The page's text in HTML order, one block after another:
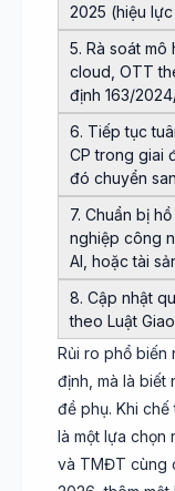
2025 (hiệu
5. Rà soát
cloud, OTT
định 163/
6. Tiếp tục
CP trong giai
đó chuyển
7. Chuẩn bị
nghiệp công
AI, hoặc tài
8. Cập nhật
theo Luật
Rủi ro phổ biến
định, mà là biết
đề phụ. Khi
là một lựa chọn
và TMĐT cùng